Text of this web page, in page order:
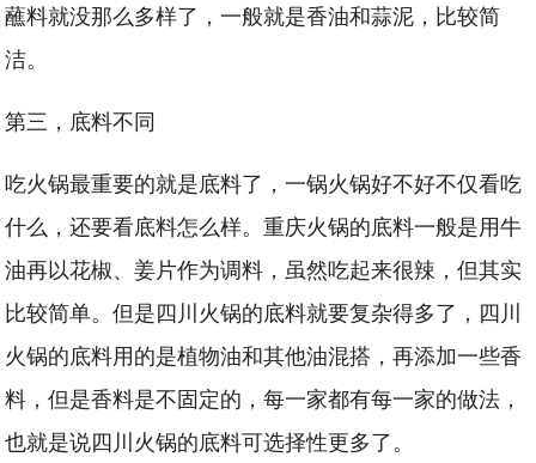
蘸料就没那么多样了，一般就是香油和蒜泥，比较简
洁。
第三，底料不同
吃火锅最重要的就是底料了，一锅火锅好不好不仅看吃
什么，还要看底料怎么样。重庆火锅的底料一般是用牛
油再以花椒、姜片作为调料，虽然吃起来很辣，但其实
比较简单。但是四川火锅的底料就要复杂得多了，四川
火锅的底料用的是植物油和其他油混搭，再添加一些香
料，但是香料是不固定的，每一家都有每一家的做法，
也就是说四川火锅的底料可选择性更多了。